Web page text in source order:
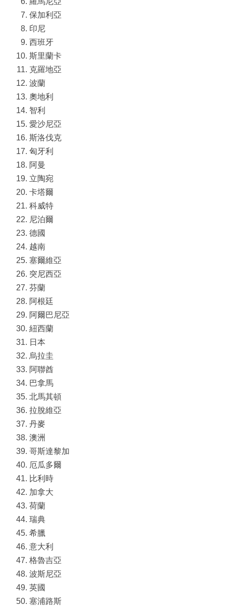
保加利亞
印尼
西班牙
斯里蘭卡
克羅地亞
波蘭
奧地利
智利
愛沙尼亞
斯洛伐克
匈牙利
阿曼
立陶宛
卡塔爾
科威特
尼泊爾
德國
越南
塞爾維亞
突尼西亞
芬蘭
阿根廷
阿爾巴尼亞
紐西蘭
日本
烏拉圭
阿聯酋
巴拿馬
北馬其頓
拉脫維亞
丹麥
澳洲
哥斯達黎加
厄瓜多爾
比利時
加拿大
荷蘭
瑞典
希臘
意大利
格魯吉亞
波斯尼亞
英國
塞浦路斯